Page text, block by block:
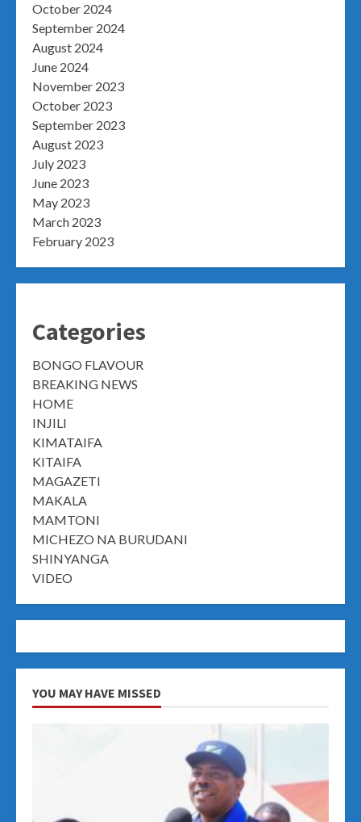
October 2024
September 2024
August 2024
June 2024
November 2023
October 2023
September 2023
August 2023
July 2023
June 2023
May 2023
March 2023
February 2023
Categories
BONGO FLAVOUR
BREAKING NEWS
HOME
INJILI
KIMATAIFA
KITAIFA
MAGAZETI
MAKALA
MAMTONI
MICHEZO NA BURUDANI
SHINYANGA
VIDEO
YOU MAY HAVE MISSED